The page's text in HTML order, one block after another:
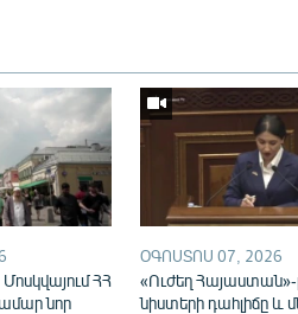
240p
720p
ՀՀ
նոր
ՕԳՈՍՏՈՍ 07, 2026
«Ուժեղ Հայաստան»-
նիստերի դահլիճը և